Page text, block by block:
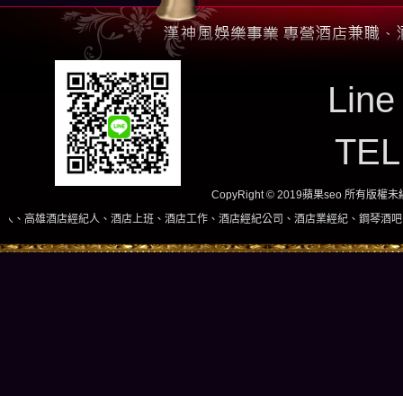
CopyRight © 2019蘋果seo 所有版權未
經紀人、酒店上班、酒店工作、酒店經紀公司、酒店業經紀、鋼琴酒吧、酒店